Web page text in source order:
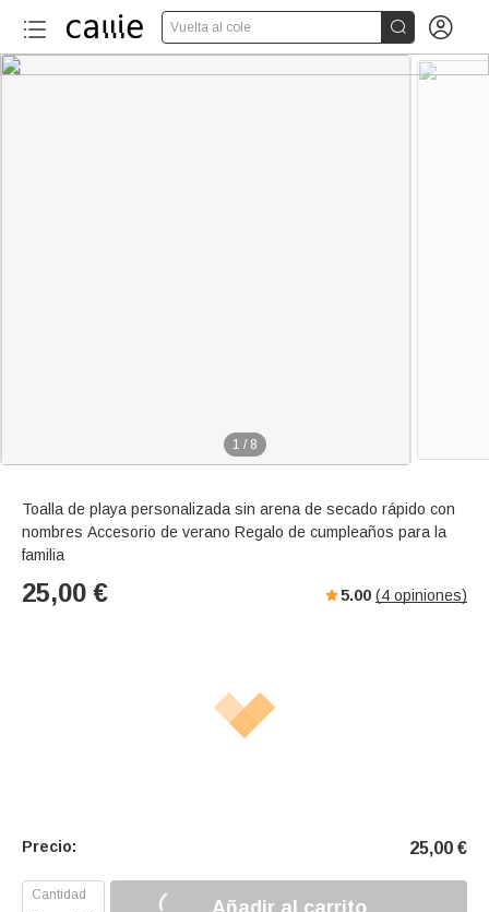
Vuelta al cole  
1 / 8
Toalla de playa personalizada sin arena de secado rápido con
nombres Accesorio de verano Regalo de cumpleaños para la
familia
25,00 € 5.00 (4 opiniones)
Precio: 25,00 €
Añadir al carrito